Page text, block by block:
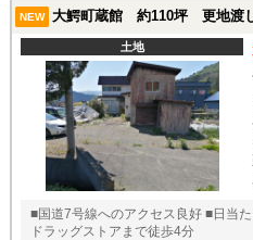
NEW 大鰐町蔵館 約110坪 更地渡し
土地
■国道7号線へのアクセス良好 ■日当
ドラッグストアまで徒歩4分